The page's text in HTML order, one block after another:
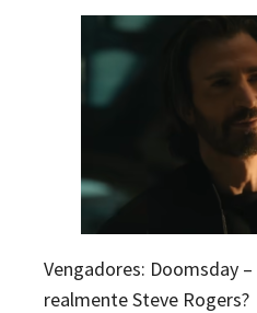
Vengadores: Doomsday
realmente Steve Rogers?